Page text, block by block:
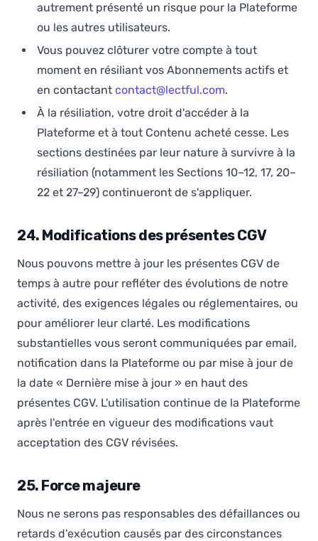
autrement présenté un risque pour la Plateforme
ou les autres utilisateurs.
Vous pouvez clôturer votre compte à tout
moment en résiliant vos Abonnements actifs et
en contactant contact@lectful.com.
À la résiliation, votre droit d'accéder à la
Plateforme et à tout Contenu acheté cesse. Les
sections destinées par leur nature à survivre à la
résiliation (notamment les Sections 10–12, 17, 20–
22 et 27–29) continueront de s'appliquer.
24. Modifications des présentes CGV
Nous pouvons mettre à jour les présentes CGV de
temps à autre pour refléter des évolutions de notre
activité, des exigences légales ou réglementaires, ou
pour améliorer leur clarté. Les modifications
substantielles vous seront communiquées par email,
notification dans la Plateforme ou par mise à jour de
la date « Dernière mise à jour » en haut des
présentes CGV. L'utilisation continue de la Plateforme
après l'entrée en vigueur des modifications vaut
acceptation des CGV révisées.
25. Force majeure
Nous ne serons pas responsables des défaillances ou
retards d'exécution causés par des circonstances